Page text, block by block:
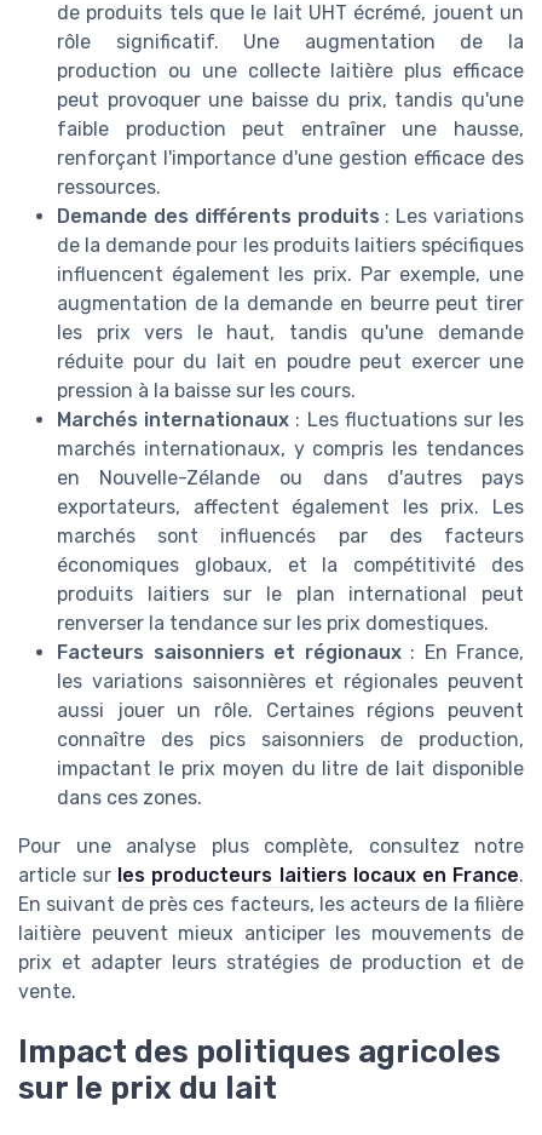
de produits tels que le lait UHT écrémé, jouent un
rôle significatif. Une augmentation de la
production ou une collecte laitière plus efficace
peut provoquer une baisse du prix, tandis qu'une
faible production peut entraîner une hausse,
renforçant l'importance d'une gestion efficace des
ressources.
Demande des différents produits : Les variations
de la demande pour les produits laitiers spécifiques
influencent également les prix. Par exemple, une
augmentation de la demande en beurre peut tirer
les prix vers le haut, tandis qu'une demande
réduite pour du lait en poudre peut exercer une
pression à la baisse sur les cours.
Marchés internationaux : Les fluctuations sur les
marchés internationaux, y compris les tendances
en Nouvelle-Zélande ou dans d'autres pays
exportateurs, affectent également les prix. Les
marchés sont influencés par des facteurs
économiques globaux, et la compétitivité des
produits laitiers sur le plan international peut
renverser la tendance sur les prix domestiques.
Facteurs saisonniers et régionaux: En France,
les variations saisonnières et régionales peuvent
aussi jouer un rôle. Certaines régions peuvent
connaître des pics saisonniers de production,
impactant le prix moyen du litre de lait disponible
dans ces zones.
Pour une analyse plus complète, consultez notre
article sur les producteurs laitiers locaux en France.
En suivant de près ces facteurs, les acteurs de la filière
laitière peuvent mieux anticiper les mouvements de
prix et adapter leurs stratégies de production et de
vente.
Impact des politiques agricoles
sur le prix du lait